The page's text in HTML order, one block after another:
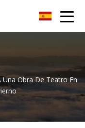
Una Obra De Teatro En